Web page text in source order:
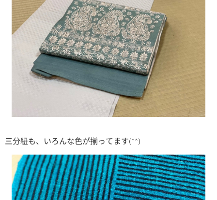
三分紐も、いろんな色が揃ってます(^^)